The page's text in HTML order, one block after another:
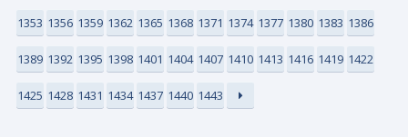
1353 1356 1359 1362 1365 1368 1371 1374 1377 1380 1383 1386
1389 1392 1395 1398 1401 1404 1407 1410 1413 1416 1419 1422
1425 1428 1431 1434 1437 1440 1443